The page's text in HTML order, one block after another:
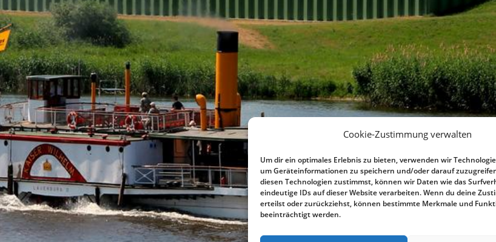
Cookie-Zustimmung verwalten
Um dir ein optimales Erlebnis zu bieten, verwenden wir
um Geräteinformationen zu speichern und/oder darauf
diesen Technologien zustimmst, können wir Daten wie das
eindeutige IDs auf dieser Website verarbeiten. Wenn du deine
erteilst oder zurückziehst, können bestimmte Merkmale und
beeinträchtigt werden.